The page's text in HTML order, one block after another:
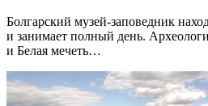
Болгарский музей-заповедник
и занимает полный день.
и Белая мечеть…